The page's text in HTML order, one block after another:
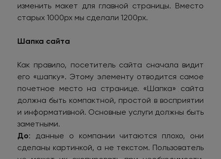
изменить макет для главной страницы. Вместо
старых 1000px мы сделали 1200px.
Шапка сайта
Как правило, посетитель сайта сначала видит
его «шапку». Этому элементу отводится самое
почетное место на странице. «Шапка» сайта
должна быть компактной, простой в восприятии
и информативной. Основные услуги должны быть
заметными.
До: данные о компании читаются плохо, они
сделаны картинкой, а не текстом. Пользователь